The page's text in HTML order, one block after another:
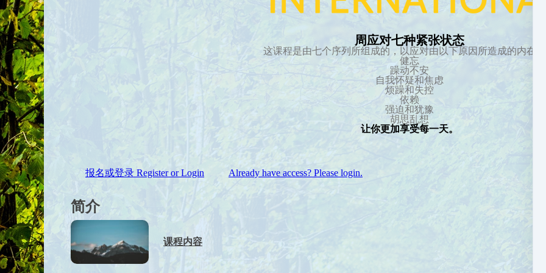
周应对七种紧张状态
这课程是由七个序列所组成的，以应对由以下原因所造成的内在
健忘
躁动不安
自我怀疑和焦虑
烦躁和失控
依赖
强迫和犹豫
胡思乱想
让你更加享受每一天。
报名或登录 Register or Login Already have access? Please login.
简介
课程内容